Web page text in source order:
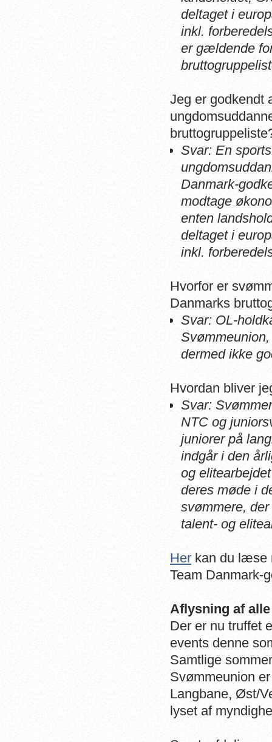
deltaget i
inkl.
er gældende
Jeg er godkendt
Svar: En
Danmark-
modtage
enten
deltaget i
inkl.
Hvorfor er
Danmarks
Svar: OL-
dermed ikke
Hvordan bliver
Svar:
NTC og
juniorer på
indgår i den
og
deres møde i
svømmere,
talent- og
Her kan du læse
Team Danmark-
Aflysning af
Der er nu truffet
events denne
Samtlige
Svømmeunion
Langbane, Øst/
lyset af